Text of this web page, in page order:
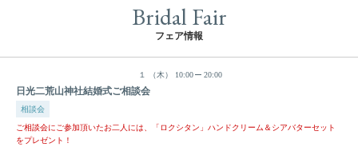
Bridal Fair
フェア情報
１ （木） 10:00 20:00
日光二荒山神社結婚式ご相談会
相談会
ご相談会にご参加頂いたお二人には、「ロクシタン」ハンドクリーム＆シアバターセット
をプレゼント！